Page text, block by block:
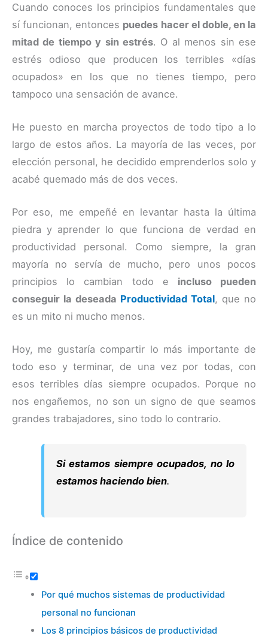
Cuando conoces los principios fundamentales que
sí funcionan, entonces puedes hacer el doble, en la
mitad de tiempo y sin estrés. O al menos sin ese
estrés odioso que producen los terribles «días
ocupados» en los que no tienes tiempo, pero
tampoco una sensación de avance.
He puesto en marcha proyectos de todo tipo a lo
largo de estos años. La mayoría de las veces, por
elección personal, he decidido emprenderlos solo y
acabé quemado más de dos veces.
Por eso, me empeñé en levantar hasta la última
piedra y aprender lo que funciona de verdad en
productividad personal. Como siempre, la gran
mayoría no servía de mucho, pero unos pocos
principios lo cambian todo e incluso pueden
conseguir la deseada Productividad Total, que no
es un mito ni mucho menos.
Hoy, me gustaría compartir lo más importante de
todo eso y terminar, de una vez por todas, con
esos terribles días siempre ocupados. Porque no
nos engañemos, no son un signo de que seamos
grandes trabajadores, sino todo lo contrario.
Si estamos siempre ocupados, no lo
estamos haciendo bien.
Índice de contenido
Por qué muchos sistemas de productividad
personal no funcionan
Los 8 principios básicos de productividad